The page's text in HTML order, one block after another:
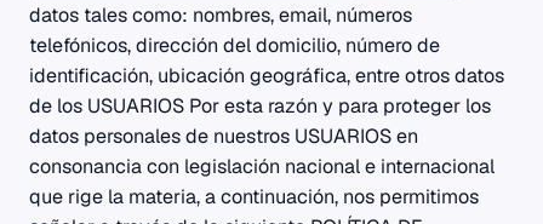
datos tales como: nombres, email, números
telefónicos, dirección del domicilio, número de
identificación, ubicación geográfica, entre otros datos
de los USUARIOS Por esta razón y para proteger los
datos personales de nuestros USUARIOS en
consonancia con legislación nacional e internacional
que rige la materia, a continuación, nos permitimos